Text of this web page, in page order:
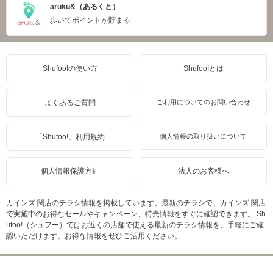
aruku&（あるくと）
歩いてポイントが貯まる
Shufoo!の使い方 Shufoo!とは
よくあるご質問 ご利用についてのお問い合わせ
「Shufoo!」利用規約 個人情報の取り扱いについて
個人情報保護方針 法人のお客様へ
カインズ 関店のチラシ情報を掲載しています。最新のチラシで、カインズ 関店
で実施中のお得なセールやキャンペーン、特売情報をすぐに確認できます。 Sh
ufoo!（シュフー）ではお近くの店舗で使える最新のチラシ情報を、手軽にご確
認いただけます。お得な情報をぜひご活用ください。